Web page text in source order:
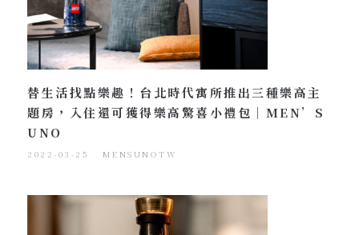
替生活找點樂趣！台北時代寓所推出三種樂高主
題房，入住還可獲得樂高驚喜小禮包｜MEN’S
UNO
2022-03-25 MENSUNOTW